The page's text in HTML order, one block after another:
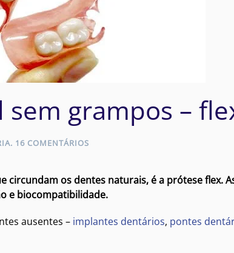
grampos –
. 16 COMENTÁRIOS
REMOVÍVEL
SEM
GRAMPOS
FLEX
circundam os dentes naturais, é a prótese flex.
e biocompatibilidade.
ausentes – implantes dentários, pontes